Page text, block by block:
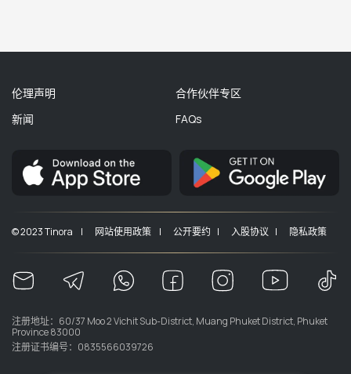
伦理声明
新闻
合作伙伴专区
FAQs
© 2023 Tinora | 网站使用政策 | 公开要约 | 入股协议 | 隐私政策
注册地址：60/37 Moo 2 Vichit Sub-District, Muang Phuket District, Phuket
Province 83000
注册证书编号：0835566039726